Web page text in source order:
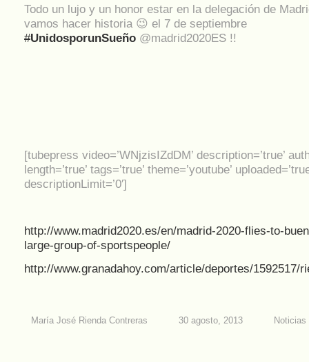
Todo un lujo y un honor estar en la delegación de
vamos hacer historia 😉 el 7 de septiembre
#UnidosporunSueño @madrid2020ES !!
[tubepress video=’WNjzisIZdDM’ description=’true’
length=’true’ tags=’true’ theme=’youtube’
descriptionLimit=’0′]
http://www.madrid2020.es/en/madrid-2020-flies-to-
large-group-of-sportspeople/
http://www.granadahoy.com/article/deportes/1592517/
María José Rienda Contreras 30 agosto, 2013 Noticias